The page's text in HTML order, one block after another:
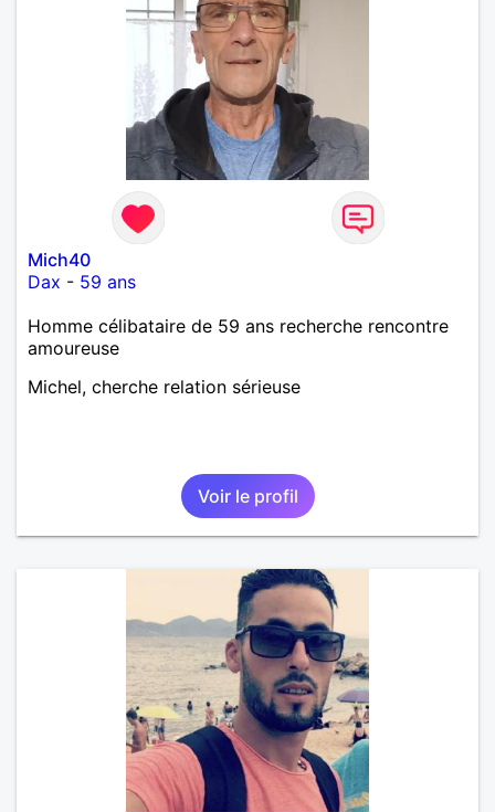
Mich40
Dax - 59 ans
Homme célibataire de 59 ans recherche rencontre
amoureuse
Michel, cherche relation sérieuse
Voir le profil